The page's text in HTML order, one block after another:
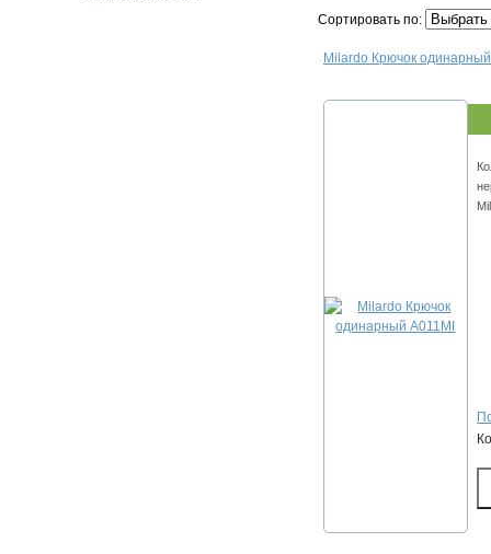
Сортировать по:
Milardo Крючок